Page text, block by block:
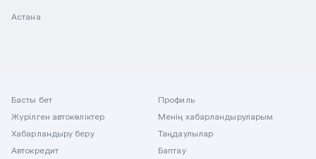
Астана
Басты бет
Жүрілген автокөліктер
Хабарландыру беру
Автокредит
Профиль
Менің хабарландыруларым
Таңдаулылар
Баптау